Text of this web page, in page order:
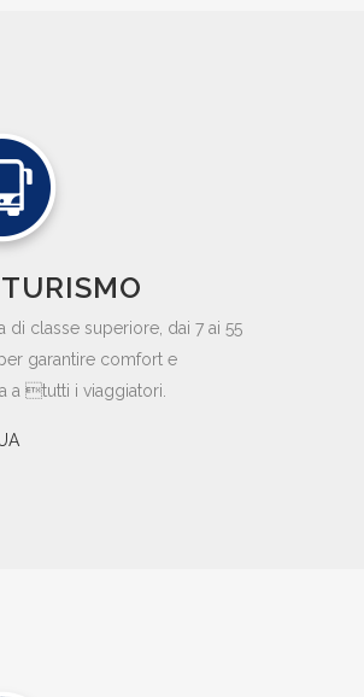
di classe superiore, dai 7 ai 55
garantire comfort e
a tutti i viaggiatori.